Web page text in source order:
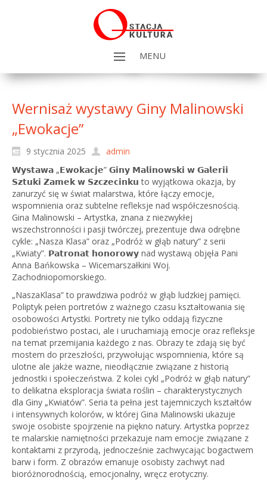
MENU
Wernisaż wystawy Giny Malinowski
„Ewokacje”
9 stycznia 2025
admin
𝗪𝘆𝘀𝘁𝗮𝘄𝗮 „𝗘𝘄𝗼𝗸𝗮𝗰𝗷𝗲” 𝗚𝗶𝗻𝘆 𝗠𝗮𝗹𝗶𝗻𝗼𝘄𝘀𝗸𝗶 𝘄 𝗚𝗮𝗹𝗲𝗿𝗶𝗶
𝗦𝘇𝘁𝘂𝗸𝗶 𝗭𝗮𝗺𝗲𝗸 𝘄 𝗦𝘇𝗰𝘇𝗲𝗰𝗶𝗻𝗸𝘂 to wyjątkowa okazja, by
zanurzyć się w świat malarstwa, które łączy emocje,
wspomnienia oraz subtelne refleksje nad współczesnością.
Gina Malinowski – Artystka, znana z niezwykłej
wszechstronności i pasji twórczej, prezentuje dwa odrębne
cykle: „Nasza Klasa” oraz „Podróż w głąb natury” z serii
„Kwiaty”. 𝗣𝗮𝘁𝗿𝗼𝗻𝗮𝘁 𝗵𝗼𝗻𝗼𝗿𝗼𝘄𝘆 nad wystawą objęła Pani
Anna Bańkowska – Wicemarszałkini Woj.
Zachodniopomorskiego.
„NaszaKlasa” to prawdziwa podróż w głąb ludzkiej pamięci.
Poliptyk pełen portretów z ważnego czasu kształtowania się
osobowości Artystki. Portrety nie tylko oddają fizyczne
podobieństwo postaci, ale i uruchamiają emocje oraz refleksje
na temat przemijania każdego z nas. Obrazy te zdają się być
mostem do przeszłości, przywołując wspomnienia, które są
ulotne ale jakże wazne, nieodłącznie związane z historią
jednostki i społeczeństwa. Z kolei cykl „Podróż w głąb natury”
to delikatna eksploracja świata roślin – charakterystycznych
dla Giny „Kwiatów”. Seria ta pełna jest tajemniczych kształtów
i intensywnych kolorów, w której Gina Malinowski ukazuje
swoje osobiste spojrzenie na piękno natury. Artystka poprzez
te malarskie namiętności przekazuje nam emocje związane z
kontaktami z przyrodą, jednocześnie zachwycając bogactwem
barw i form. Z obrazów emanuje osobisty zachwyt nad
bioróżnorodnością, emocjonalny, wręcz erotyczny.